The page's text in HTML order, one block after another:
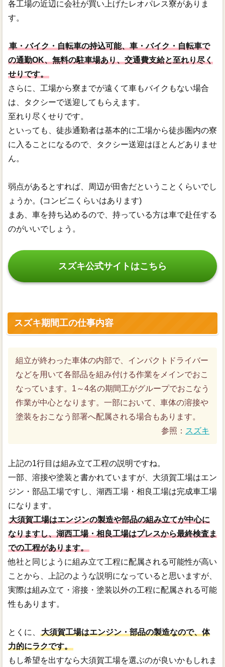
各工場の近辺に会社が買い上げたレオパレス寮がありま
す。
車・バイク・自転車の持込可能、車・バイク・自転車で
の通勤OK、無料の駐車場あり、交通費支給と至れり尽く
せりです。
さらに、工場から寮までが遠くて車もバイクもない場合
は、タクシーで送迎してもらえます。
至れり尽くせりです。
といっても、徒歩通勤者は基本的に工場から徒歩圏内の寮
に入ることになるので、タクシー送迎はほとんどありませ
ん。
弱点があるとすれば、周辺が田舎だということくらいでし
ょうか。(コンビニくらいはあります)
まあ、車を持ち込めるので、持っている方は車で赴任する
のがいいでしょう。
スズキ公式サイトはこちら
スズキ期間工の仕事内容
組立が終わった車体の内部で、インパクトドライバー
などを用いて各部品を組み付ける作業をメインでおこ
なっています。1～4名の期間工がグループでおこなう
作業が中心となります。一部において、車体の溶接や
塗装をおこなう部署へ配属される場合もあります。
参照： スズキ
上記の1行目は組み立て工程の説明ですね。
一部、溶接や塗装と書かれていますが、大須賀工場はエン
ジン・部品工場ですし、湖西工場・相良工場は完成車工場
になります。
大須賀工場はエンジンの製造や部品の組み立てが中心に
なりますし、湖西工場・相良工場はプレスから最終検査ま
での工程があります。
他社と同じように組み立て工程に配属される可能性が高い
ことから、上記のような説明になっていると思いますが、
実際は組み立て・溶接・塗装以外の工程に配属される可能
性もあります。
とくに、
大須賀工場はエンジン・部品の製造なので、体
力的にラクです。
もし希望を出すなら大須賀工場を選ぶのが良いかもしれま